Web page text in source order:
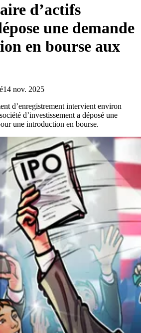
d’actifs
une demande
en bourse aux
14 nov. 2025
d’enregistrement intervient environ
d’investissement a déposé une
une introduction en bourse.